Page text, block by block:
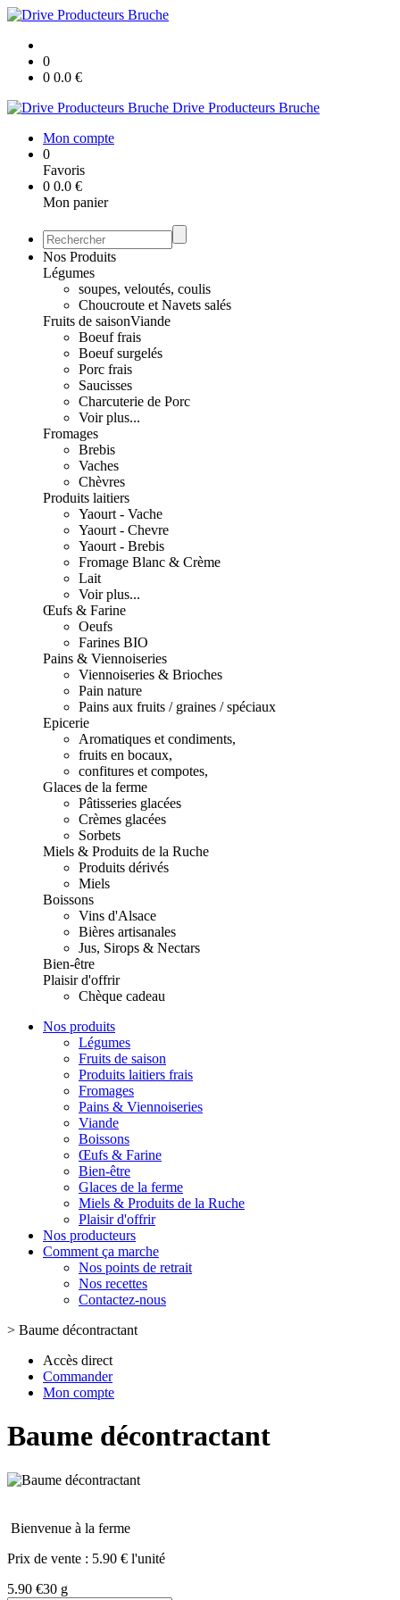
0
0 0.0 €
Drive Producteurs Bruche
Mon compte
0
Favoris
0 0.0 €
Mon panier
Nos Produits
Légumes
soupes, veloutés, coulis
Choucroute et Navets salés
Fruits de saisonViande
Boeuf frais
Boeuf surgelés
Porc frais
Saucisses
Charcuterie de Porc
Voir plus...
Fromages
Brebis
Vaches
Chèvres
Produits laitiers
Yaourt - Vache
Yaourt - Chevre
Yaourt - Brebis
Fromage Blanc & Crème
Lait
Voir plus...
Œufs & Farine
Oeufs
Farines BIO
Pains & Viennoiseries
Viennoiseries & Brioches
Pain nature
Pains aux fruits / graines / spéciaux
Epicerie
Aromatiques et condiments,
fruits en bocaux,
confitures et compotes,
Glaces de la ferme
Pâtisseries glacées
Crèmes glacées
Sorbets
Miels & Produits de la Ruche
Produits dérivés
Miels
Boissons
Vins d'Alsace
Bières artisanales
Jus, Sirops & Nectars
Bien-être
Plaisir d'offrir
Chèque cadeau
Nos produits
Légumes
Fruits de saison
Produits laitiers frais
Fromages
Pains & Viennoiseries
Viande
Boissons
Œufs & Farine
Bien-être
Glaces de la ferme
Miels & Produits de la Ruche
Plaisir d'offrir
Nos producteurs
Comment ça marche
Nos points de retrait
Nos recettes
Contactez-nous
> Baume décontractant
Accès direct
Commander
Mon compte
Baume décontractant
Bienvenue à la ferme
Prix de vente : 5.90 € l'unité
5.90 €30 g